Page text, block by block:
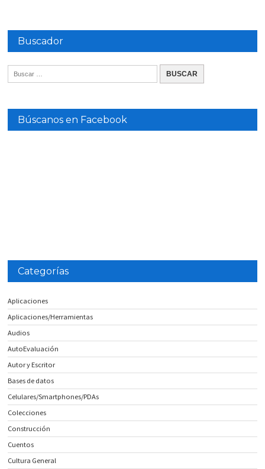
Buscador
Búscanos en Facebook
Categorías
Aplicaciones
Aplicaciones/Herramientas
Audios
AutoEvaluación
Autor y Escritor
Bases de datos
Celulares/Smartphones/PDAs
Colecciones
Construcción
Cuentos
Cultura General